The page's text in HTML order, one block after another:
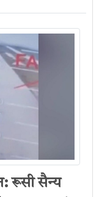
रूसी सैन्य